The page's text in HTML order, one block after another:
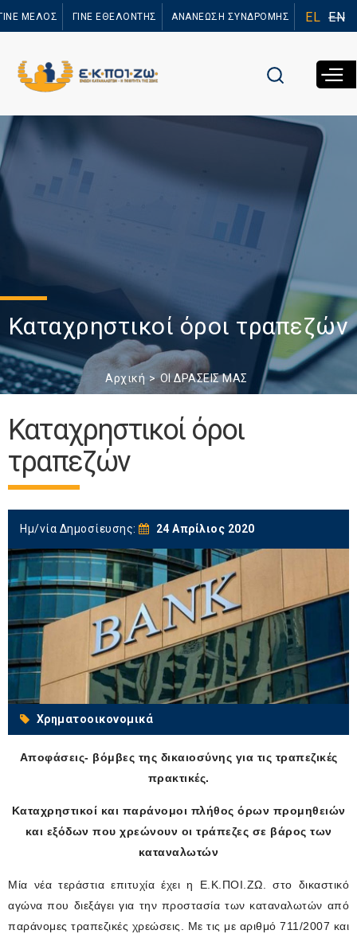
προς το
ΜΕΛΟΣ ΓΙΝΕ ΕΘΕΛΟΝΤΗΣ ΑΝΑΝΕΩΣΗ ΣΥΝΔΡΟΜΗΣ EL EN
Καταχρηστικοί όροι τραπεζών
Αρχική ΟΙ ΔΡΑΣΕΙΣ ΜΑΣ
Καταχρηστικοί όροι
τραπεζών
Ημ/νία Δημοσίευσης: 24 Απρίλιος 2020
Χρηματοοικονομικά
Αποφάσεις- βόμβες της δικαιοσύνης για τις τραπεζικές
πρακτικές.
Καταχρηστικοί και παράνομοι πλήθος όρων προμηθειών
και εξόδων που χρεώνουν οι τράπεζες σε βάρος των
καταναλωτών
Μία νέα τεράστια επιτυχία έχει η Ε.Κ.ΠΟΙ.ΖΩ. στο δικαστικό
αγώνα που διεξάγει για την προστασία των καταναλωτών από
παράνομες τραπεζικές χρεώσεις. Με τις με αριθμό 711/2007 και